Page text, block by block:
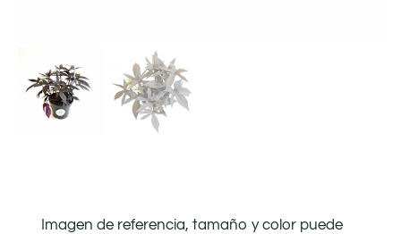
Imagen de referencia, tamaño y color puede